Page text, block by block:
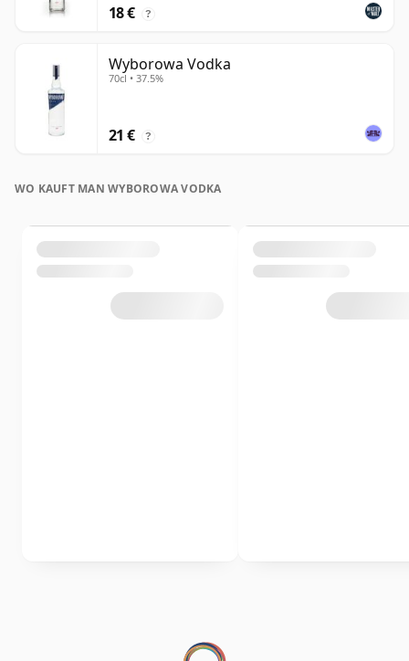
18 € ?
Wyborowa Vodka
70cl • 37.5%
21 € ?
WO KAUFT MAN WYBOROWA VODKA